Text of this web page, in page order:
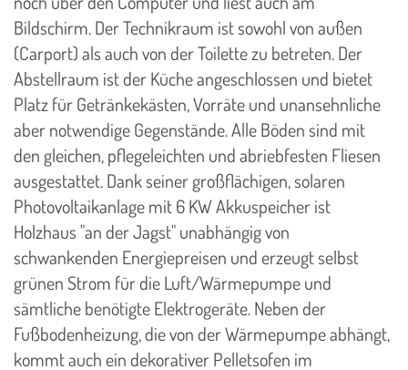
Bildschirm. Der Technikraum ist sowohl von außen
(Carport) als auch von der Toilette zu betreten. Der
Abstellraum ist der Küche angeschlossen und bietet
Platz für Getränkekästen, Vorräte und unansehnliche
aber notwendige Gegenstände. Alle Böden sind mit
den gleichen, pflegeleichten und abriebfesten Fliesen
ausgestattet. Dank seiner großflächigen, solaren
Photovoltaikanlage mit 6 KW Akkuspeicher ist
Holzhaus "an der Jagst" unabhängig von
schwankenden Energiepreisen und erzeugt selbst
grünen Strom für die Luft/Wärmepumpe und
sämtliche benötigte Elektrogeräte. Neben der
Fußbodenheizung, die von der Wärmepumpe abhängt,
kommt auch ein dekorativer Pelletsofen im